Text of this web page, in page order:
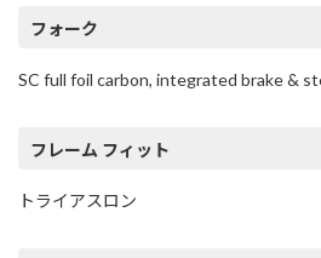
フォーク
SC full foil carbon, integrated brake &
フレーム フィット
トライアスロン